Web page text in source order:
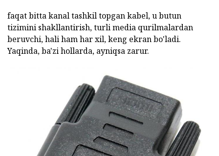
faqat bitta kanal tashkil topgan kabel, u butun
tizimini shakllantirish, turli media qurilmalardan
beruvchi, hali ham har xil, keng ekran bo'ladi.
Yaqinda, ba'zi hollarda, ayniqsa zarur.